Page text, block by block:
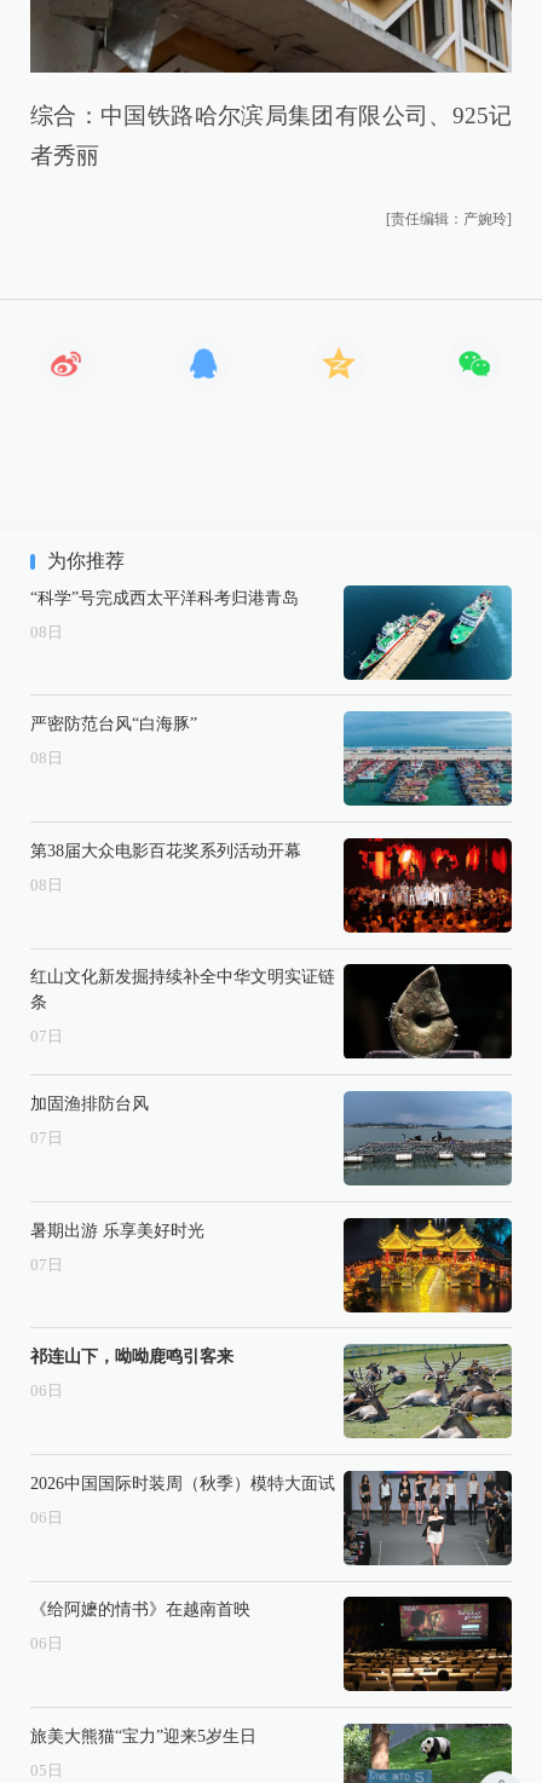
综合：中国铁路哈尔滨局集团有限公司、925记
者秀丽
[责任编辑：产婉玲]
为你推荐
“科学”号完成西太平洋科考归港青岛
08 日
严密防范台风“白海豚”
08 日
第38届大众电影百花奖系列活动开幕
08 日
红山文化新发掘持续补全中华文明实证链
条
07 日
加固渔排防台风
07 日
暑期出游 乐享美好时光
07 日
祁连山下，呦呦鹿鸣引客来
06 日
2026中国国际时装周（秋季）模特大面试
06 日
《给阿嬷的情书》在越南首映
06 日
旅美大熊猫“宝力”迎来5岁生日
05 日